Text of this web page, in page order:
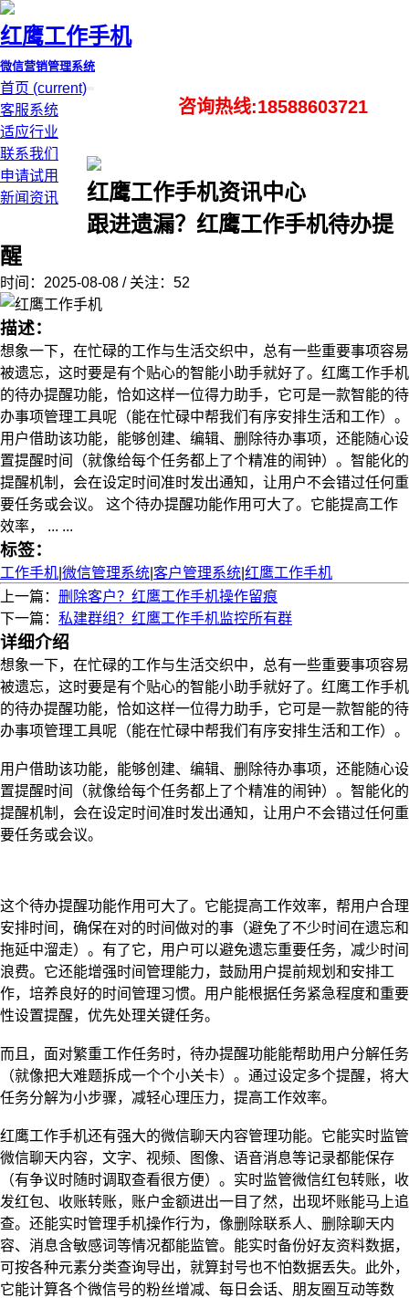
红鹰工作手机
微信营销管理系统
首页 (current)
客服系统
适应行业
联系我们
申请试用
新闻资讯
咨询热线:18588603721
红鹰工作手机资讯中心
跟进遗漏？红鹰工作手机待办提
醒
时间：2025-08-08 / 关注：52
描述：
想象一下，在忙碌的工作与生活交织中，总有一些重要事项容易
被遗忘，这时要是有个贴心的智能小助手就好了。红鹰工作手机
的待办提醒功能，恰如这样一位得力助手，它可是一款智能的待
办事项管理工具呢（能在忙碌中帮我们有序安排生活和工作）。
用户借助该功能，能够创建、编辑、删除待办事项，还能随心设
置提醒时间（就像给每个任务都上了个精准的闹钟）。智能化的
提醒机制，会在设定时间准时发出通知，让用户不会错过任何重
要任务或会议。 这个待办提醒功能作用可大了。它能提高工作
效率， ... ...
标签：
工作手机 微信管理系统 客户管理系统 红鹰工作手机
上一篇： 删除客户？红鹰工作手机操作留痕
下一篇： 私建群组？红鹰工作手机监控所有群
详细介绍
想象一下，在忙碌的工作与生活交织中，总有一些重要事项容易
被遗忘，这时要是有个贴心的智能小助手就好了。红鹰工作手机
的待办提醒功能，恰如这样一位得力助手，它可是一款智能的待
办事项管理工具呢（能在忙碌中帮我们有序安排生活和工作）。
用户借助该功能，能够创建、编辑、删除待办事项，还能随心设
置提醒时间（就像给每个任务都上了个精准的闹钟）。智能化的
提醒机制，会在设定时间准时发出通知，让用户不会错过任何重
要任务或会议。
这个待办提醒功能作用可大了。它能提高工作效率，帮用户合理
安排时间，确保在对的时间做对的事（避免了不少时间在遗忘和
拖延中溜走）。有了它，用户可以避免遗忘重要任务，减少时间
浪费。它还能增强时间管理能力，鼓励用户提前规划和安排工
作，培养良好的时间管理习惯。用户能根据任务紧急程度和重要
性设置提醒，优先处理关键任务。
而且，面对繁重工作任务时，待办提醒功能能帮助用户分解任务
（就像把大难题拆成一个个小关卡）。通过设定多个提醒，将大
任务分解为小步骤，减轻心理压力，提高工作效率。
红鹰工作手机还有强大的微信聊天内容管理功能。它能实时监管
微信聊天内容，文字、视频、图像、语音消息等记录都能保存
（有争议时随时调取查看很方便）。实时监管微信红包转账，收
发红包、收账转账，账户金额进出一目了然，出现坏账能马上追
查。还能实时管理手机操作行为，像删除联系人、删除聊天内
容、消息含敏感词等情况都能监管。能实时备份好友资料数据，
可按各种元素分类查询导出，就算封号也不怕数据丢失。此外，
它能计算各个微信号的粉丝增减、每日会话、朋友圈互动等数